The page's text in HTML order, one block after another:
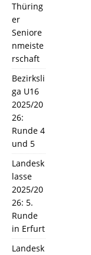
Thüring
er
Seniore
nmeiste
rschaft
Bezirksli
ga U16
2025/20
26:
Runde 4
und 5
Landesk
lasse
2025/20
26: 5.
Runde
in Erfurt
Landesk